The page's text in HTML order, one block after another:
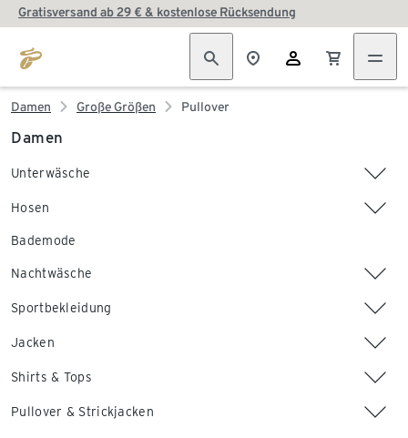
Gratisversand ab 29 € & kostenlose Rücksendung
Damen Große Größen Pullover
Damen
Unterwäsche
Hosen
Bademode
Nachtwäsche
Sportbekleidung
Jacken
Shirts & Tops
Pullover & Strickjacken